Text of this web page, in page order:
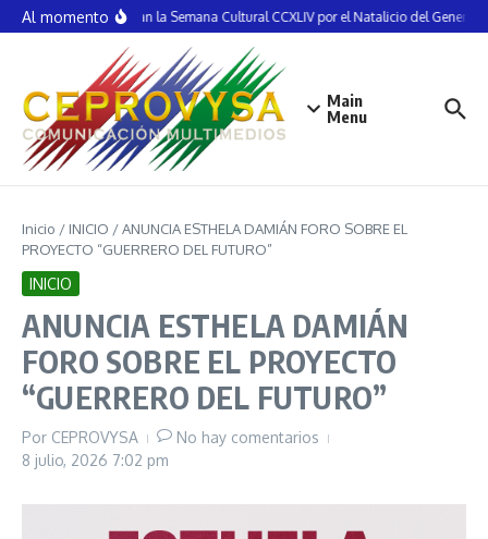
Saltar al contenido
Al momentoInauguran la Semana Cultural CCXLIV por el Natalicio del General
Main
Menu
Inicio / INICIO /ANUNCIA ESTHELA DAMIÁN FORO SOBRE EL
PROYECTO “GUERRERO DEL FUTURO”
INICIO
ANUNCIA ESTHELA DAMIÁN
FORO SOBRE EL PROYECTO
“GUERRERO DEL FUTURO”
Por CEPROVYSA
No hay comentarios
8 julio, 2026 7:02 pm